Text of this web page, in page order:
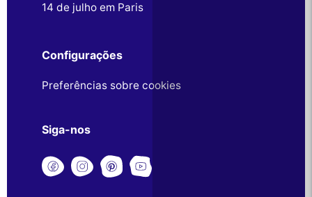
14 de julho em Paris
Configurações
Preferências sobre cookies
Siga-nos